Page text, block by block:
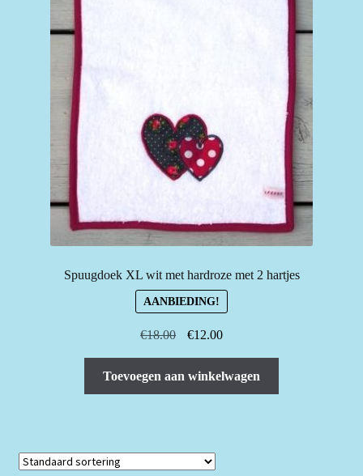
Spuugdoek XL wit met hardroze met 2 hartjes
AANBIEDING!
€18.00
Oorspronkelijke
was:
€18.00.
€12.00Huidige
is:
€12.00.
Toevoegen aan winkelwagen